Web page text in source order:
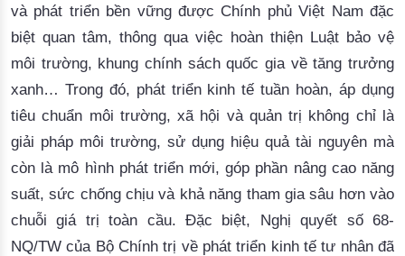
và phát triển bền vững được Chính phủ Việt Nam đặc
biệt quan tâm, thông qua việc hoàn thiện Luật bảo vệ
môi trường, khung chính sách quốc gia về tăng trưởng
xanh… Trong đó, phát triển kinh tế tuần hoàn, áp dụng
tiêu chuẩn môi trường, xã hội và quản trị không chỉ là
giải pháp môi trường, sử dụng hiệu quả tài nguyên mà
còn là mô hình phát triển mới, góp phần nâng cao năng
suất, sức chống chịu và khả năng tham gia sâu hơn vào
chuỗi giá trị toàn cầu. Đặc biệt, Nghị quyết số 68-
NQ/TW của Bộ Chính trị về phát triển kinh tế tư nhân đã